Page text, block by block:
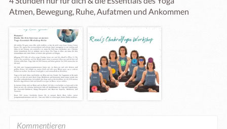
Atmen, Bewegung, Ruhe, Aufatmen und Ankommen